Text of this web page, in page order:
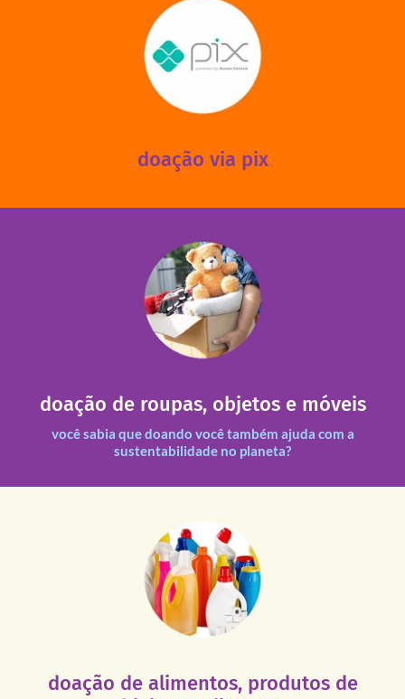
doação via pix
Você sabia que recebemos também doações esporádicas
via PIX? Elas também são muito importantes para
mantermos nossas unidades em funcionamento!
saiba mais
doação de roupas, objetos e móveis
você sabia que doando você também ajuda com a
sustentabilidade no planeta?
Todas as doações recebidas são revisadas e divididas
necessitadas.
Você pode doar esses itens na Rua Belmonte, 547 – Vila
Leopoldina – De segunda a sexta, das 8h30 às 11h30 e
das 13h30 às 17h30 (sextas até às 16h30).
fale conosco
doação de alimentos, produtos de
Esses tipos de produtos são muito necessários em
acolhimento e atendimento seja sempre mantida. Nos
ajude!
Você pode doar esses itens na Rua Aliança Liberal, 84 –
Vila Leopoldina – De segunda a sábado, das 8h às 18h.
fale conosco